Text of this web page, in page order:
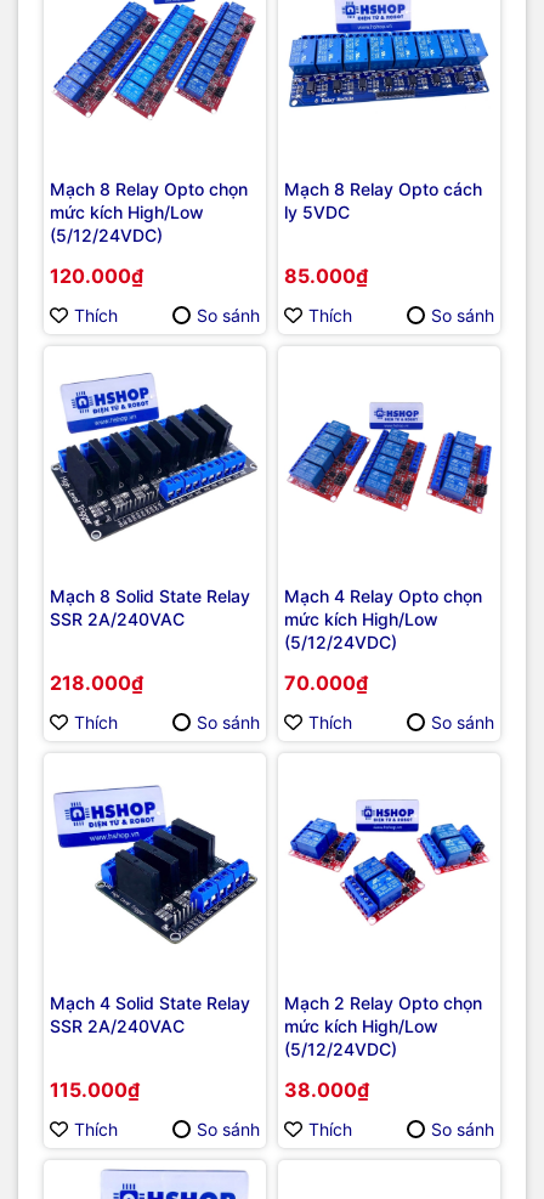
Mạch 8 Relay Opto chọn
mức kích High/Low
(5/12/24VDC)
120.000₫
Thích So sánh
Mạch 8 Relay Opto cách
ly 5VDC
85.000₫
Thích So sánh
Mạch 8 Solid State Relay
SSR 2A/240VAC
218.000₫
Thích So sánh
Mạch 4 Relay Opto chọn
mức kích High/Low
(5/12/24VDC)
70.000₫
Thích So sánh
Mạch 4 Solid State Relay
SSR 2A/240VAC
115.000₫
Thích So sánh
Mạch 2 Relay Opto chọn
mức kích High/Low
(5/12/24VDC)
38.000₫
Thích So sánh